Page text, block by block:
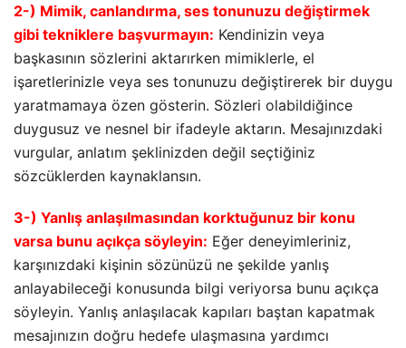
2-) Mimik, canlandırma, ses tonunuzu değiştirmek
gibi tekniklere başvurmayın: Kendinizin veya
başkasının sözlerini aktarırken mimiklerle, el
işaretlerinizle veya ses tonunuzu değiştirerek bir duygu
yaratmamaya özen gösterin. Sözleri olabildiğince
duygusuz ve nesnel bir ifadeyle aktarın. Mesajınızdaki
vurgular, anlatım şeklinizden değil seçtiğiniz
sözcüklerden kaynaklansın.
3-) Yanlış anlaşılmasından korktuğunuz bir konu
varsa bunu açıkça söyleyin: Eğer deneyimleriniz,
karşınızdaki kişinin sözünüzü ne şekilde yanlış
anlayabileceği konusunda bilgi veriyorsa bunu açıkça
söyleyin. Yanlış anlaşılacak kapıları baştan kapatmak
mesajınızın doğru hedefe ulaşmasına yardımcı